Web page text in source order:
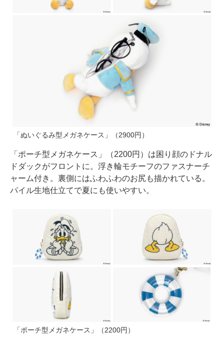
「ぬいぐるみ型メガネケース」（2900円）
「ポーチ型メガネケース」（2200円）は困り顔のドナル
ドダックがフロントに。浮き輪モチーフのファスナーチ
ャーム付き。裏側にはふわふわのお尻も描かれている。
パイル生地仕立てで夏にも使いやすい。
「ポーチ型メガネケース」（2200円）